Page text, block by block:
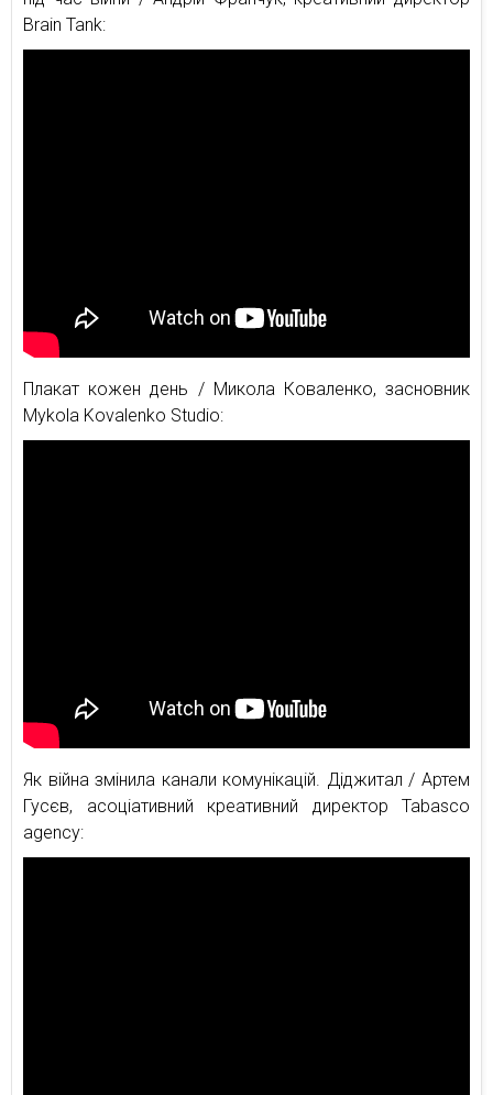
Brain Tank:
Плакат кожен день / Микола Коваленко, засновник
Mykola Kovalenko Studio:
Як війна змінила канали комунікацій. Діджитал / Артем
Гусєв, асоціативний креативний директор Tabasco
agency: